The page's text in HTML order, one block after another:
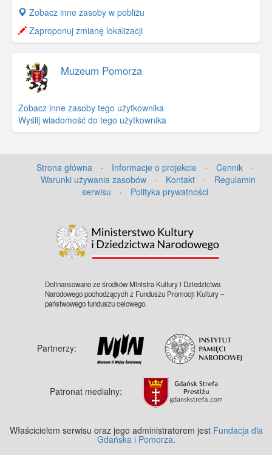
+
−
Zobacz inne zasoby w pobliżu
Zaproponuj zmianę lokalizacji
Muzeum Pomorza
Zobacz inne zasoby tego użytkownika
Wyślij wiadomość do tego użytkownika
Strona główna · Informacje o projekcie · Cennik
·
Warunki używania zasobów
· Kontakt ·
Regulamin
serwisu
· Polityka prywatności
Dofinansowano ze środków Ministra Kultury i Dziedzictwa
Narodowego pochodzących z Funduszu Promocji Kultury –
państwowego funduszu celowego.
Partnerzy:
Patronat medialny:
Właścicielem serwisu oraz jego administratorem jest Fundacja dla
Gdańska i Pomorza.